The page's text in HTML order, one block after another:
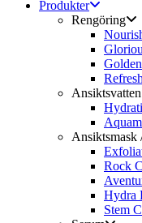
Produkter
Rengöring
Ansiktsvatten
Ansiktsmask
Rock
Hydra
Stem